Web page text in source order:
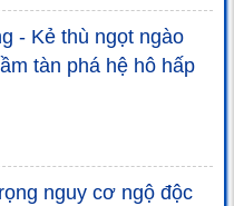
- Kẻ thù ngọt ngào
tàn phá hệ hô hấp
nguy cơ ngộ độc